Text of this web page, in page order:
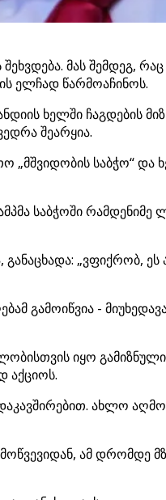
მას შემდეგ, რაც
ელჩად წარმოაჩინოს.
ხელში ჩაგდების
შეარყია.
„მშვიდობის საბჭო“ და
საბჭოში რამდენიმე
„ვფიქრობ, ეს
გამოიწვია -
იყო
აქციოს.
ახლო
ამ დრომდე